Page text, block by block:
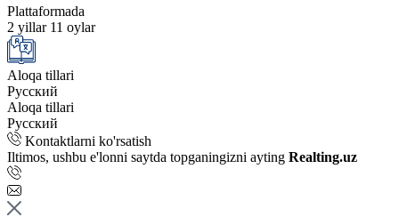
Plattaformada
2 yillar 11 oylar
Aloqa tillari
Русский
Aloqa tillari
Русский
Kontaktlarni ko'rsatish
Iltimos, ushbu e'lonni saytda topganingizni ayting Realting.uz